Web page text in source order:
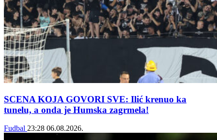
SCENA KOJA GOVORI SVE: Ilić krenuo ka
tunelu, a onda je Humska zagrmela!
Fudbal 23:28 06.08.2026.